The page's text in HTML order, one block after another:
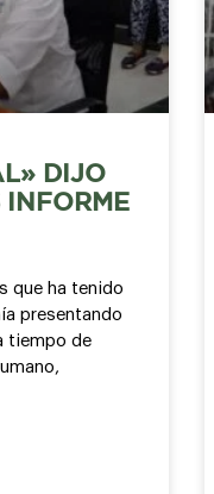
DIJO
INFORME
que ha tenido
presentando
tiempo de